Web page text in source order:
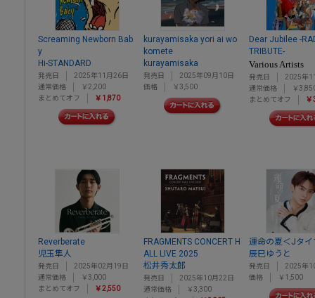
Screaming Newborn Bab
y
Hi-STANDARD
発売日
2025年11月26日
通常価格
￥2,200
まとめてオフ
￥1,870
kurayamisaka yori ai wo
komete
kurayamisaka
発売日
2025年09月10日
価格
￥3,500
Dear Jubilee -
TRIBUTE-
Various Artists
発売日
2025年
通常価格
￥
まとめてオフ
￥
Reverberate
児玉隼人
発売日
2025年02月19日
通常価格
￥3,000
まとめてオフ
￥2,550
FRAGMENTS CONCERT H
ALL LIVE 2025
松井秀太郎
発売日
2025年10月22日
通常価格
￥3,300
運命の夏＜Jタイ
辰巳ゆうと
発売日
2025年
価格
￥1,500